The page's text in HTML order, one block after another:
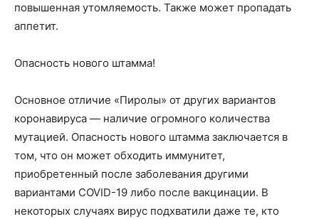
повышенная утомляемость. Также может пропадать
аппетит.
Опасность нового штамма!
Основное отличие «Пиролы» от других вариантов
коронавируса — наличие огромного количества
мутацией. Опасность нового штамма заключается в
том, что он может обходить иммунитет,
приобретенный после заболевания другими
вариантами COVID-19 либо после вакцинации. В
некоторых случаях вирус подхватили даже те, кто